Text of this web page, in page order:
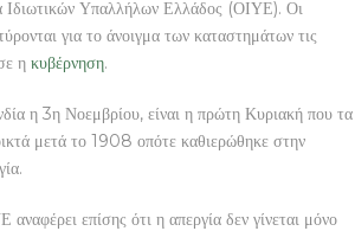
Ιδιωτικών Υπαλλήλων Ελλάδος (ΟΙΥΕ). Οι
για το άνοιγμα των καταστημάτων τις
η κυβέρνηση.
η 3η Νοεμβρίου, είναι η πρώτη Κυριακή που τα
μετά το 1908 οπότε καθιερώθηκε στην
επίσης ότι η απεργία δεν γίνεται μόνο